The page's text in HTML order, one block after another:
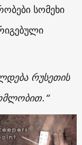
სომეხი
რუსეთის